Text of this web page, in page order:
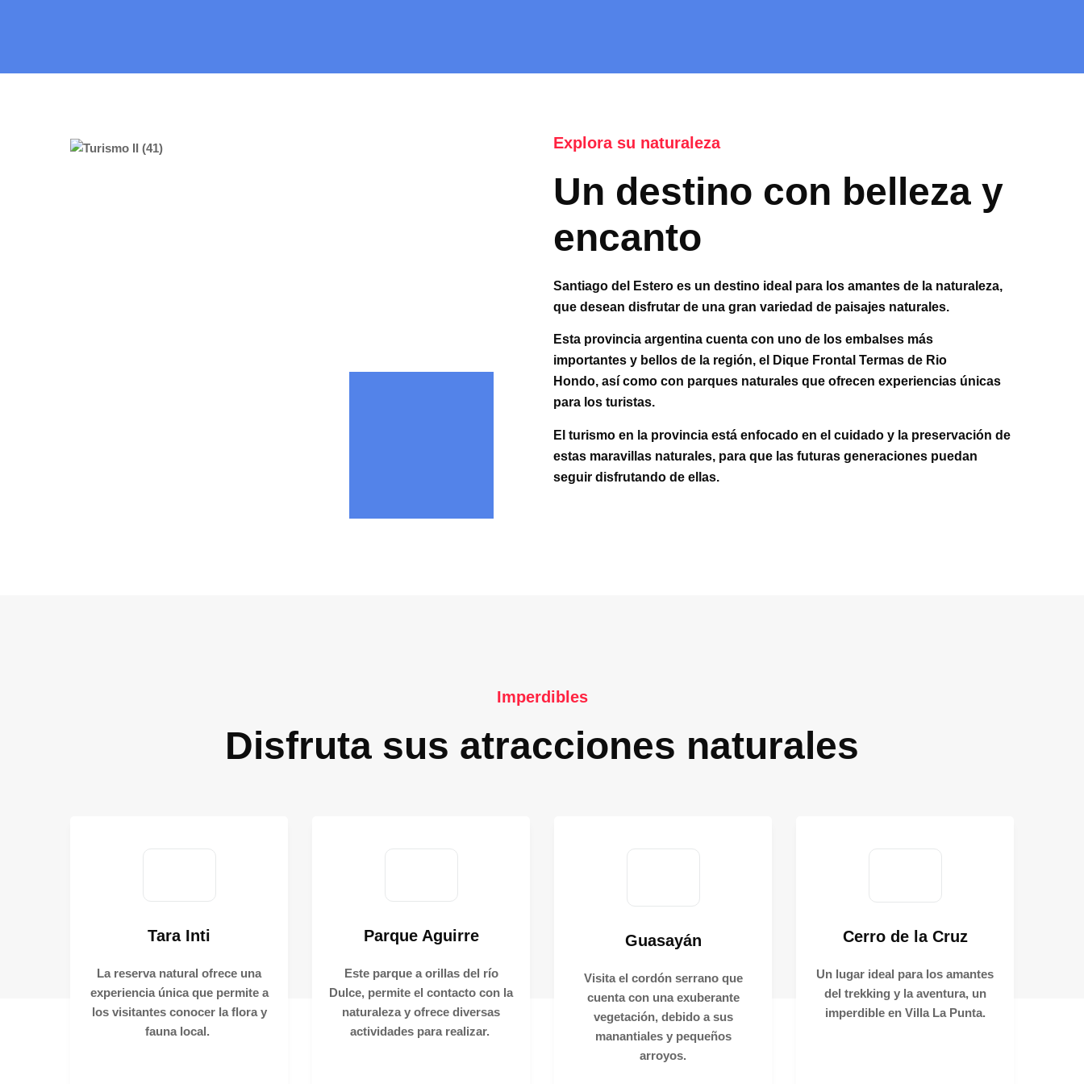
Explora su naturaleza
Un destino con belleza y
encanto
Santiago del Estero es un destino ideal para los amantes de la naturaleza,
que desean disfrutar de una gran variedad de paisajes naturales.
Esta provincia argentina cuenta con uno de los embalses más
importantes y bellos de la región, el Dique Frontal Termas de Rio
Hondo, así como con parques naturales que ofrecen experiencias únicas
para los turistas.
El turismo en la provincia está enfocado en el cuidado y la preservación de
estas maravillas naturales, para que las futuras generaciones puedan
seguir disfrutando de ellas.
Imperdibles
Disfruta sus atracciones naturales
Tara Inti
La reserva natural ofrece una
experiencia única que permite a
los visitantes conocer la flora y
fauna local.
Parque Aguirre
Este parque a orillas del río
Dulce, permite el contacto con la
naturaleza y ofrece diversas
actividades para realizar.
Guasayán
Visita el cordón serrano que
cuenta con una exuberante
vegetación, debido a sus
manantiales y pequeños
arroyos.
Cerro de la Cruz
Un lugar ideal para los amantes
del trekking y la aventura,un
imperdible en Villa La Punta.